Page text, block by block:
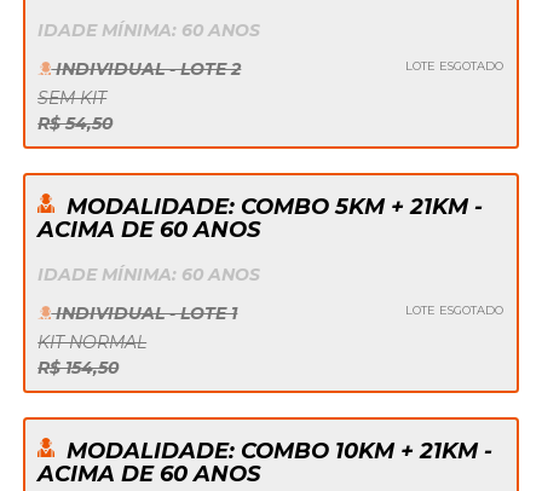
IDADE MÍNIMA: 60 ANOS
INDIVIDUAL - LOTE 2
LOTE ESGOTADO
SEM KIT
R$ 54,50
MODALIDADE: COMBO 5KM + 21KM -
ACIMA DE 60 ANOS
IDADE MÍNIMA: 60 ANOS
INDIVIDUAL - LOTE 1
LOTE ESGOTADO
KIT NORMAL
R$ 154,50
MODALIDADE: COMBO 10KM + 21KM -
ACIMA DE 60 ANOS